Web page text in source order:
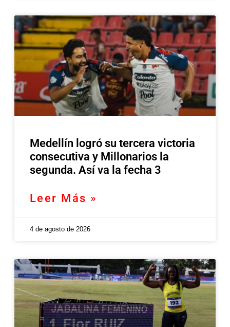
Medellín logró su tercera victoria
consecutiva y Millonarios la
segunda. Así va la fecha 3
Leer Más »
4 de agosto de 2026